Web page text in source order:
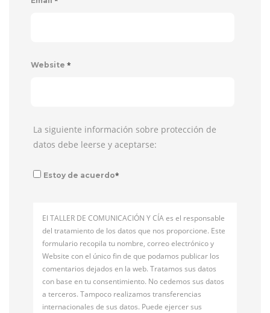
Website *
La siguiente información sobre protección de
datos debe leerse y aceptarse:
Estoy de acuerdo*
El TALLER DE COMUNICACIÓN Y CÍA es el responsable
del tratamiento de los datos que nos proporcione. Este
formulario recopila tu nombre, correo electrónico y
Website con el único fin de que podamos publicar los
comentarios dejados en la web. Tratamos sus datos
con base en tu consentimiento. No cedemos sus datos
a terceros. Tampoco realizamos transferencias
internacionales de sus datos. Puede ejercer sus